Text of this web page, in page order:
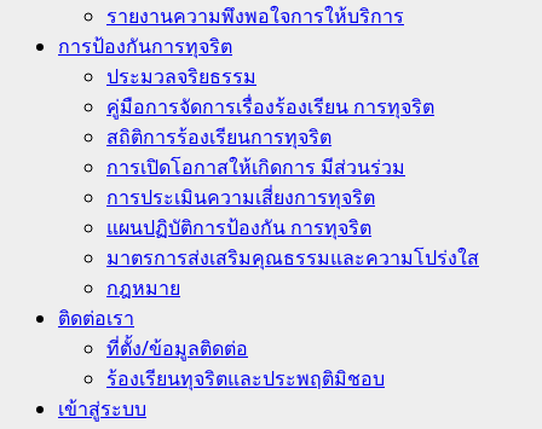
รายงานความพึงพอใจการให้บริการ
การป้องกันการทุจริต
ประมวลจริยธรรม
คู่มือการจัดการเรื่องร้องเรียน การทุจริต
สถิติการร้องเรียนการทุจริต
การเปิดโอกาสให้เกิดการ มีส่วนร่วม
การประเมินความเสี่ยงการทุจริต
แผนปฏิบัติการป้องกัน การทุจริต
มาตรการส่งเสริมคุณธรรมและความโปร่งใส
กฎหมาย
ติดต่อเรา
ที่ตั้ง/ข้อมูลติดต่อ
ร้องเรียนทุจริตและประพฤติมิชอบ
เข้าสู่ระบบ